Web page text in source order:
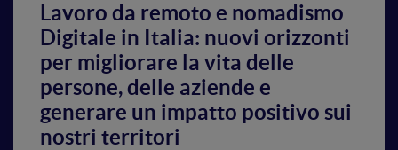
Lavoro da remoto e nomadismo
Digitale in Italia: nuovi orizzonti
per migliorare la vita delle
persone, delle aziende e
generare un impatto positivo sui
nostri territori